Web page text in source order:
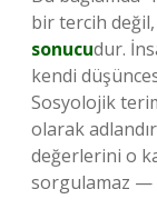
bir tercih değil,
sonucudur.
kendi
Sosyolojik
olarak
değerlerini o
sorgulamaz —